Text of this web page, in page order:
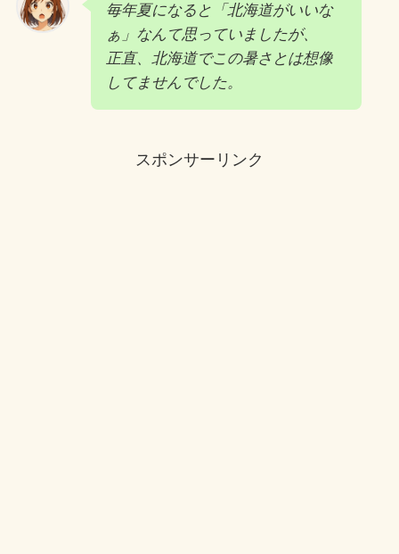
毎年夏になると「北海道がいいな
ぁ」なんて思っていましたが、
正直、北海道でこの暑さとは想像
してませんでした。
スポンサーリンク